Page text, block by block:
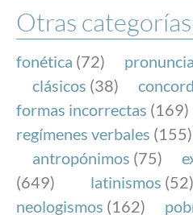
NOTICIAS
SOBRE LA
FundéuRAE es una
y la Real Academia
el buen uso del
Internet.
Otras categorías
fonética (72)
clásicos (38)
formas incorrectas (169)
regímenes verbales (155)
antropónimos (75)
(649)
latinismos (52)
neologismos (162)